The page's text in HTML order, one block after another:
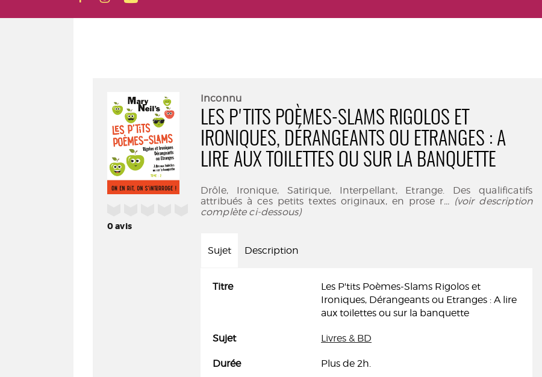
0avis
Inconnu
LES P'TITS POÈMES-SLAMS RIGOLOS ET
IRONIQUES, DÉRANGEANTS OU ETRANGES : A
LIRE AUX TOILETTES OU SUR LA BANQUETTE
Drôle, Ironique, Satirique, Interpellant, Etrange. Des qualificatifs
attribués à ces petits textes originaux, en prose r... (voir description
complète ci-dessous)
Sujet Description
Titre
Les P'tits Poèmes-Slams Rigolos et
Ironiques, Dérangeants ou Etranges : A lire
aux toilettes ou sur la banquette
Sujet Livres & BD
Durée Plus de 2h.